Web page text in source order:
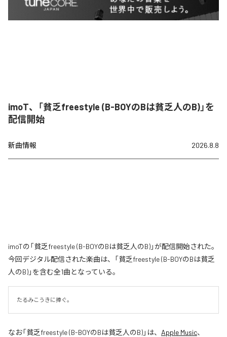
imoT、「貧乏freestyle (B-BOYのBは貧乏人のB)」を
配信開始
新曲情報 2026.8.8
imoTの「貧乏freestyle (B-BOYのBは貧乏人のB)」が配信開始された。
今回デジタル配信された楽曲は、「貧乏freestyle (B-BOYのBは貧乏
人のB)」を含む全1曲となっている。
たるみこうきに捧ぐ。
なお「貧乏freestyle (B-BOYのBは貧乏人のB)」は、 Apple Music、